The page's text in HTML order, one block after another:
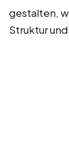
gestalten,
Struktur